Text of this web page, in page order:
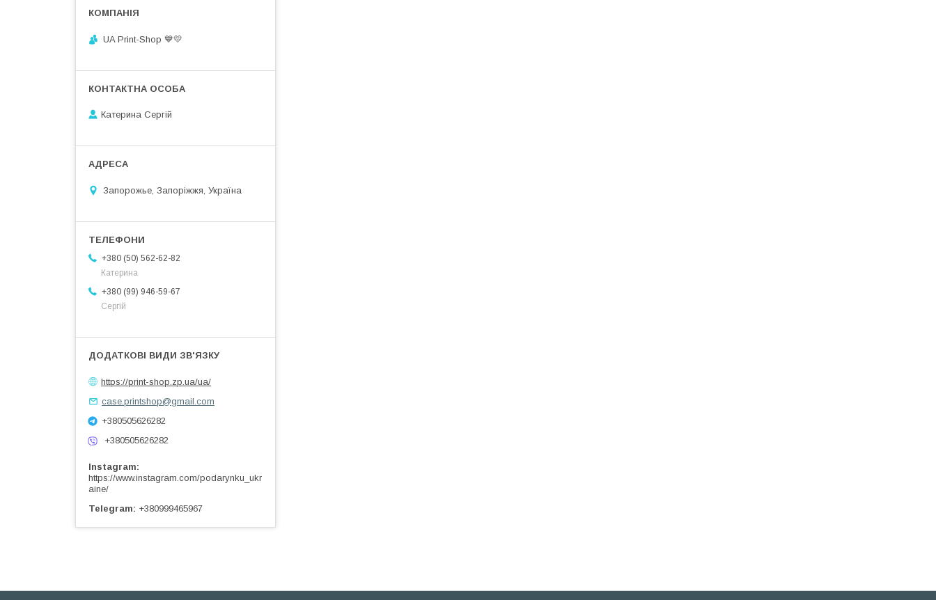
UA Print-Shop ​💙💛
Катерина Сергій
Запорожье, Запоріжжя, Україна
+380 (50) 562-62-82
Катерина
+380 (99) 946-59-67
Сергій
https://print-shop.zp.ua/ua/
case.printshop@gmail.com
+380505626282
+380505626282
Instagram
https://www.instagram.com/podarynku_ukr
aine/
Telegram
+380999465967